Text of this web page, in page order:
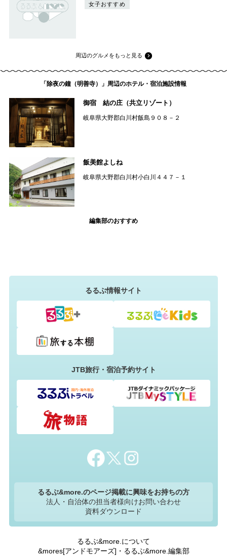
女子おすすめ
周辺のグルメをもっと見る
「除夜の鐘（明善寺）」周辺のホテル・宿泊施設情報
御宿 結の庄（共立リゾート）
岐阜県大野郡白川村飯島９０８－２
飯美館よしね
岐阜県大野郡白川村小白川４４７－１
編集部のおすすめ
るるぶ情報サイト
JTB旅行・宿泊予約サイト
るるぶ&more.のページ掲載に興味をお持ちの方
法人・自治体の担当者様向けお問い合わせ
資料ダウンロード
るるぶ&more.について
&mores[アンドモアーズ]・るるぶ&more.編集部